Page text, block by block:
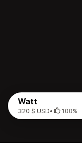
Watt
320 $ USD• 100%